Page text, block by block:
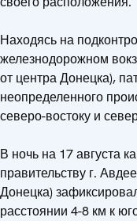
Находясь на
железнодорожном
от центра Донецка),
неопределенного
северо-востоку и
В ночь на 17 августа
правительству г.
Донецка)
расстоянии 4-8 км к